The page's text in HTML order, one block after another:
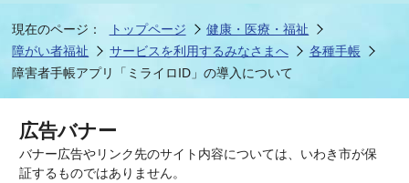
現在のページ： トップページ
健康・医療・福祉
障がい者福祉
サービスを利用するみなさまへ
各種手帳
障害者手帳アプリ「ミライロID」の導入について
広告バナー
バナー広告やリンク先のサイト内容については、いわき市が保
証するものではありません。